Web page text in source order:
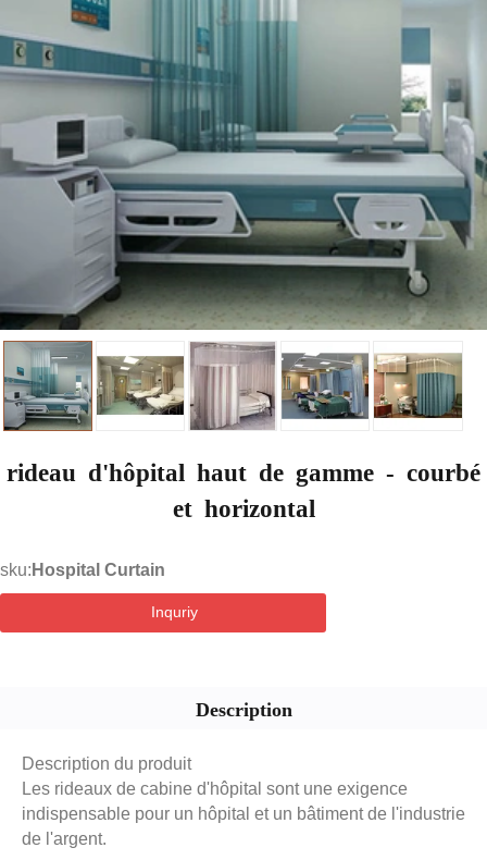
rideau d'hôpital haut de gamme - courbé
et horizontal
sku: Hospital Curtain
Inquriy
Description
Description du produit
Les rideaux de cabine d'hôpital sont une exigence
indispensable pour un hôpital et un bâtiment de l'industrie
de l'argent.